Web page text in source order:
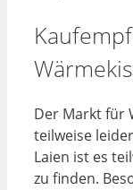
Der Markt für
teilweise
Laien ist es
zu finden.